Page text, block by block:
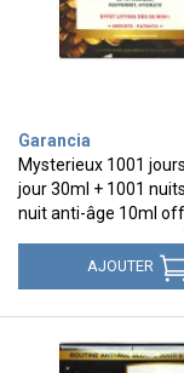
Garancia
Mysterieux 1001
jour 30ml + 1001
nuit anti-âge 10ml
AJOUTER